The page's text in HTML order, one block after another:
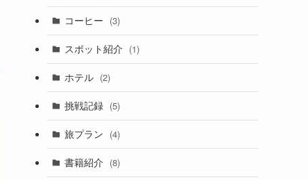
コーヒー (3)
スポット紹介 (1)
ホテル (2)
挑戦記録 (5)
旅プラン (4)
書籍紹介 (8)